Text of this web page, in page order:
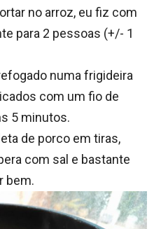
no arroz, eu fiz com
para 2 pessoas (+/- 1
numa frigideira
com um fio de
5 minutos.
de porco em tiras,
com sal e bastante
bem.